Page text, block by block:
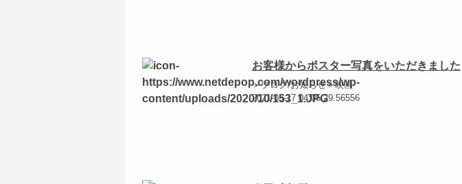
お客様からポスター写真をいただきました
＞ブログ/お知らせ＞映画
2021-03-17 04:05:29.56556